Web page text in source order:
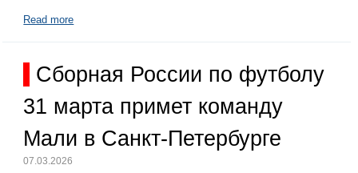
Read more
Сборная России по футболу
31 марта примет команду
Мали в Санкт-Петербурге
07.03.2026